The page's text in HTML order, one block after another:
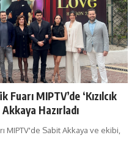
MIPTV’de ‘Kızılcık
Hazırladı
Sabit Akkaya ve ekibi,